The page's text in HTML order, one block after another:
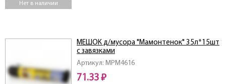
Нет в наличии
Артикул: MPM4616
МЕШОК д/мусора "Мамонтенок" 35л*15шт
с завязками
71.33 ₽